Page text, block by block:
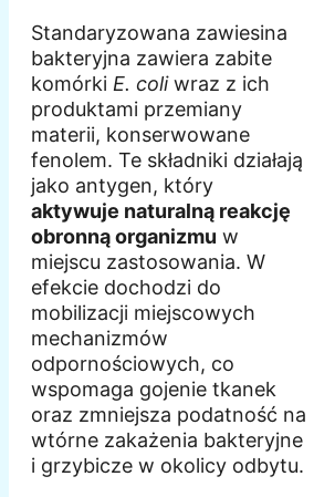
Standaryzowana zawiesina
bakteryjna zawiera zabite
komórki E. coliwraz z ich
produktami przemiany
materii, konserwowane
fenolem. Te składniki działają
jako antygen, który
aktywuje naturalną reakcję
obronną organizmu w
miejscu zastosowania. W
efekcie dochodzi do
mobilizacji miejscowych
mechanizmów
odpornościowych, co
wspomaga gojenie tkanek
oraz zmniejsza podatność na
wtórne zakażenia bakteryjne
i grzybicze w okolicy odbytu.